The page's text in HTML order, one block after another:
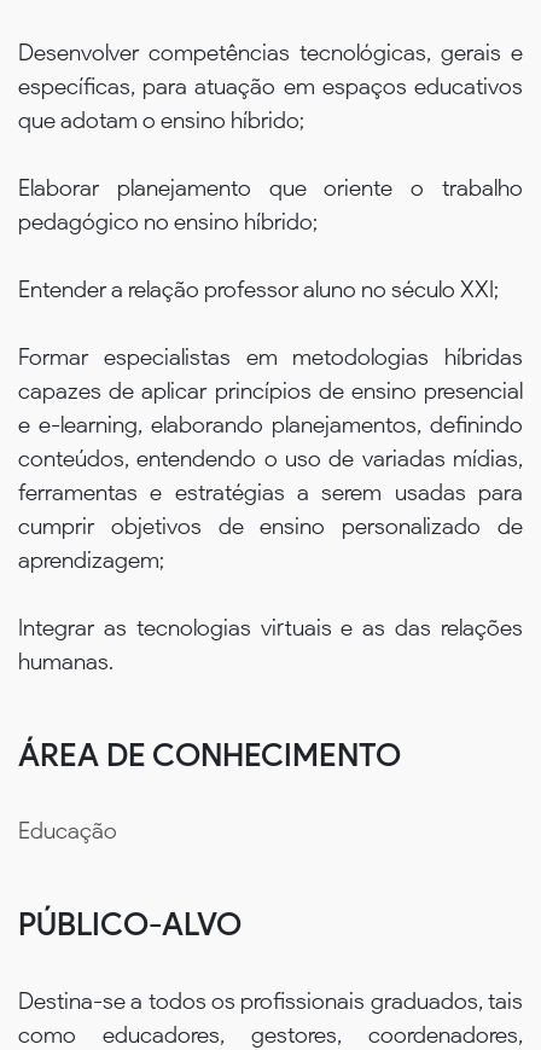
Desenvolver competências tecnológicas, gerais e
específicas, para atuação em espaços educativos
que adotam o ensino híbrido;
Elaborar planejamento que oriente o trabalho
pedagógico no ensino híbrido;
Entender a relação professor aluno no século XXI;
Formar especialistas em metodologias híbridas
capazes de aplicar princípios de ensino presencial
e e-learning, elaborando planejamentos, definindo
conteúdos, entendendo o uso de variadas mídias,
ferramentas e estratégias a serem usadas para
cumprir objetivos de ensino personalizado de
aprendizagem;
Integrar as tecnologias virtuais e as das relações
humanas.
ÁREA DE CONHECIMENTO
Educação
PÚBLICO-ALVO
Destina-se a todos os profissionais graduados, tais
como educadores, gestores, coordenadores,